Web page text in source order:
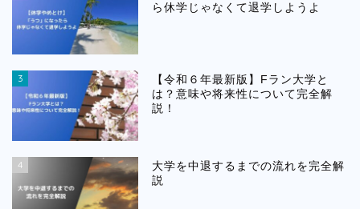
ら休学じゃなくて退学しようよ
3
【令和６年最新版】Fラン大学と
は？意味や将来性について完全解
説！
4
大学を中退するまでの流れを完全解
説